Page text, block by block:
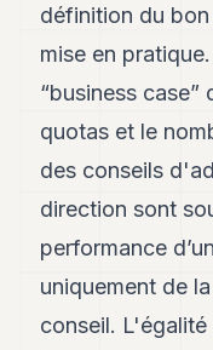
VIVRE
ARTS
POLITIQUE
IMMOBILIER
PRIVATE
EQUITY
SPORT
définition du
mise en
“business case”
quotas et le
des conseils
direction sont
performance
uniquement de
conseil.